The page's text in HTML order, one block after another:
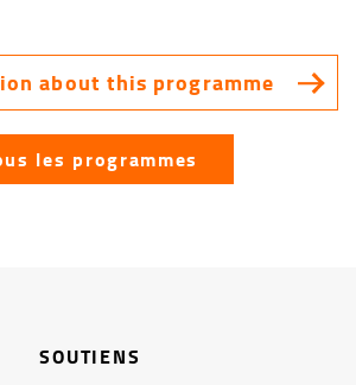
about this programme
les programmes
SOUTIENS